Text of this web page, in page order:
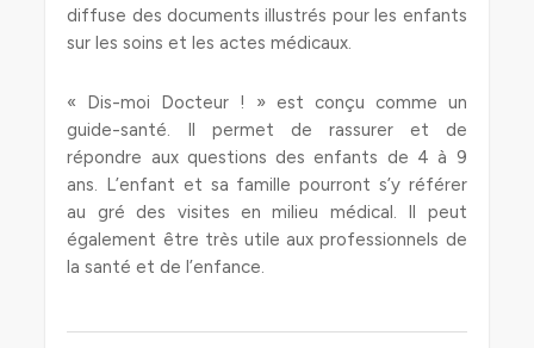
diffuse des documents illustrés pour les enfants
sur les soins et les actes médicaux.
« Dis-moi Docteur ! » est conçu comme un
guide-santé. Il permet de rassurer et de
répondre aux questions des enfants de 4 à 9
ans. L’enfant et sa famille pourront s’y référer
au gré des visites en milieu médical. Il peut
également être très utile aux professionnels de
la santé et de l’enfance.